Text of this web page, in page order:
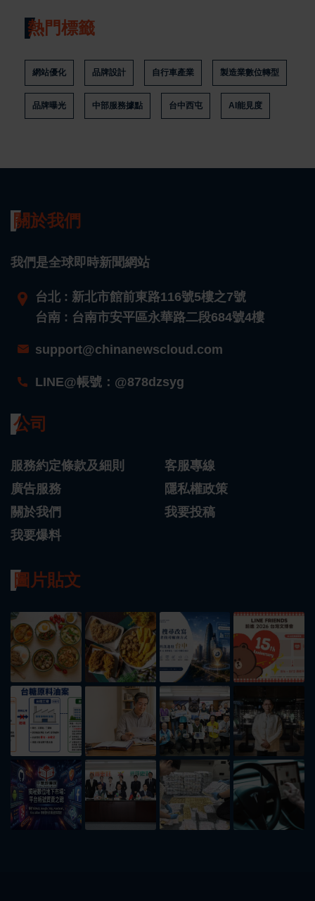
熱門標籤
網站優化 品牌設計 自行車產業 製造業數位轉型
品牌曝光 中部服務據點 台中西屯 AI能見度
關於我們
我們是全球即時新聞網站
台北 : 新北市館前東路116號5樓之7號
台南 : 台南市安平區永華路二段684號4樓
support@chinanewscloud.com
LINE@帳號：@878dzsyg
公司
服務約定條款及細則
客服專線
廣告服務
隱私權政策
關於我們
我要投稿
我要爆料
圖片貼文